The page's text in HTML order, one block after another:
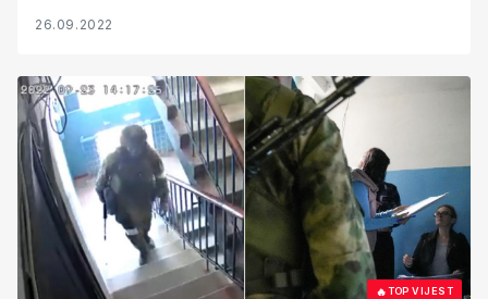
suspektnih država
26.09.2022
🔥TOP VIJEST